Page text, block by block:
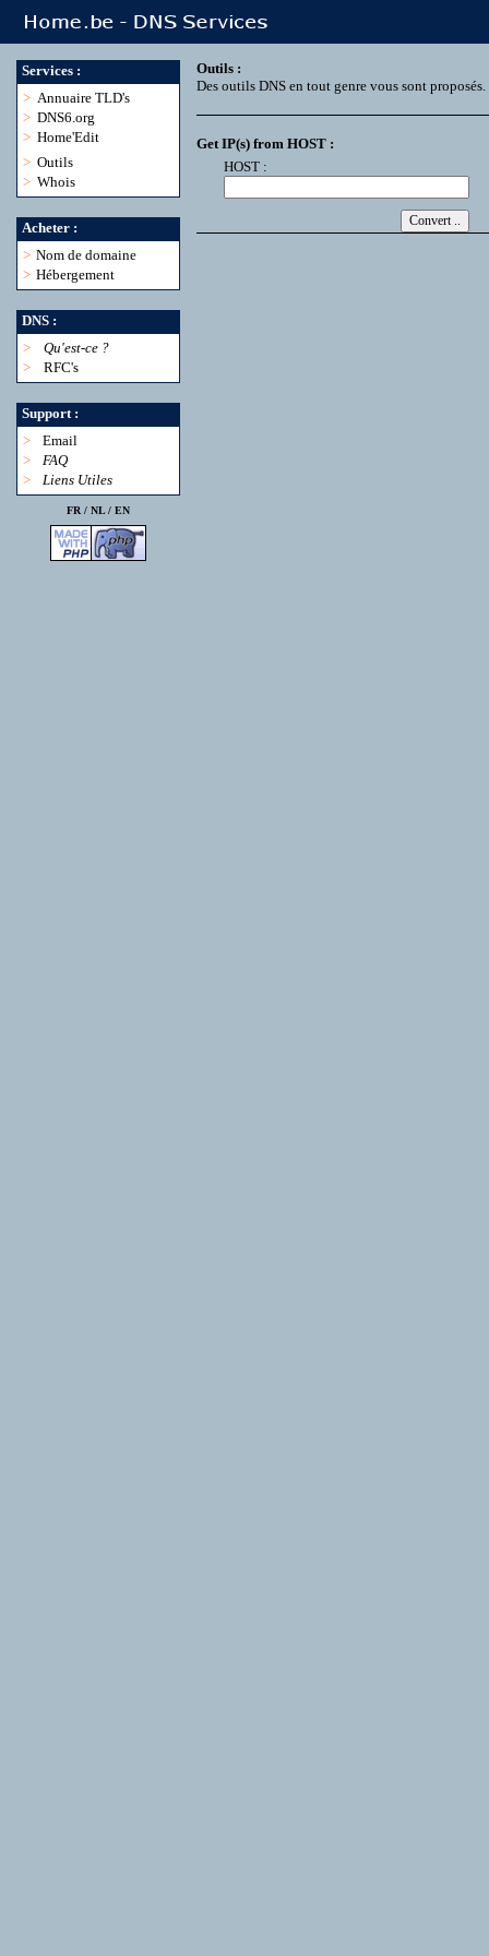
Services :
> Annuaire TLD's
> DNS6.org
> Home'Edit
> Outils
> Whois
Acheter :
> Nom de domaine
> Hébergement
DNS :
>
Qu'est-ce ?
>
RFC's
Support :
>
Email
>
FAQ
>
Liens Utiles
FR / NL/ EN
Outils :
Des outils DNS en tout genre vous sont proposés.
Get IP(s) from HOST :
HOST :